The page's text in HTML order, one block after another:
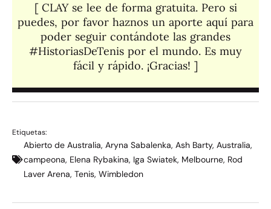
[ CLAY se lee de forma gratuita. Pero si
puedes, por favor haznos un aporte aquí para
poder seguir contándote las grandes
#HistoriasDeTenis por el mundo. Es muy
fácil y rápido. ¡Gracias! ]​
Etiquetas:
Abierto de Australia, Aryna Sabalenka, Ash Barty, Australia,
campeona, Elena Rybakina, Iga Swiatek, Melbourne, Rod
Laver Arena, Tenis, Wimbledon